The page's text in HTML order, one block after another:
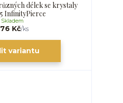
délek se krystaly
InfinityPierce
Kč/ks
Skladem
variantu